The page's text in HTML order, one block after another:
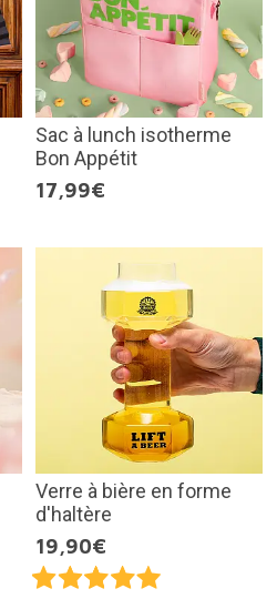
Sac à lunch isotherme
Bon Appétit
17,99€
Verre à bière en forme
d'haltère
19,90€